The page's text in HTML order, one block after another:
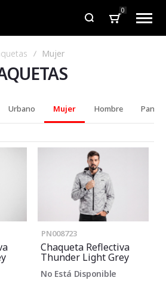
0
Mujer
Urbano Mujer Hombre
PN008723
Chaqueta Reflectiva
Thunder Light Grey
No Está Disponible